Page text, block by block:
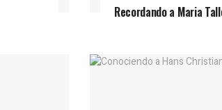
Recordando a Maria